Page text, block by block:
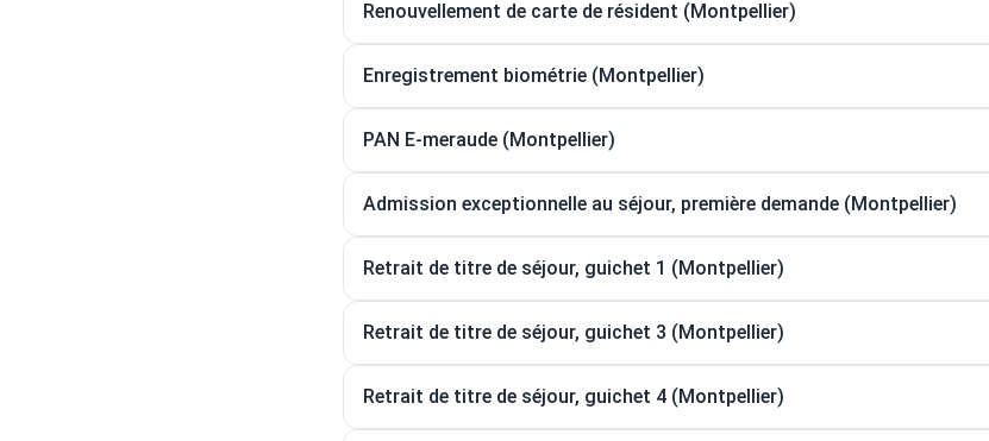
Renouvellement de carte de résident (Montpellier)
Enregistrement biométrie (Montpellier)
PAN E-meraude (Montpellier)
Admission exceptionnelle au séjour, première demande (Montpellier)
Retrait de titre de séjour, guichet 1 (Montpellier)
Retrait de titre de séjour, guichet 3 (Montpellier)
Retrait de titre de séjour, guichet 4 (Montpellier)